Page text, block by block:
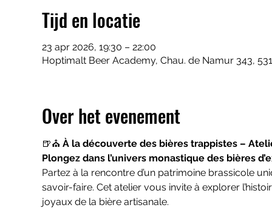
Tijd en locatie
23 apr 2026, 19:30 – 22:00
Hoptimalt Beer Academy, Chau. de Namur 343,
Over het evenement
🍺⛪ À la découverte des bières trappistes –
Plongez dans l’univers monastique des bières
Partez à la rencontre d’un patrimoine brassicole
savoir-faire. Cet atelier vous invite à explorer
joyaux de la bière artisanale.